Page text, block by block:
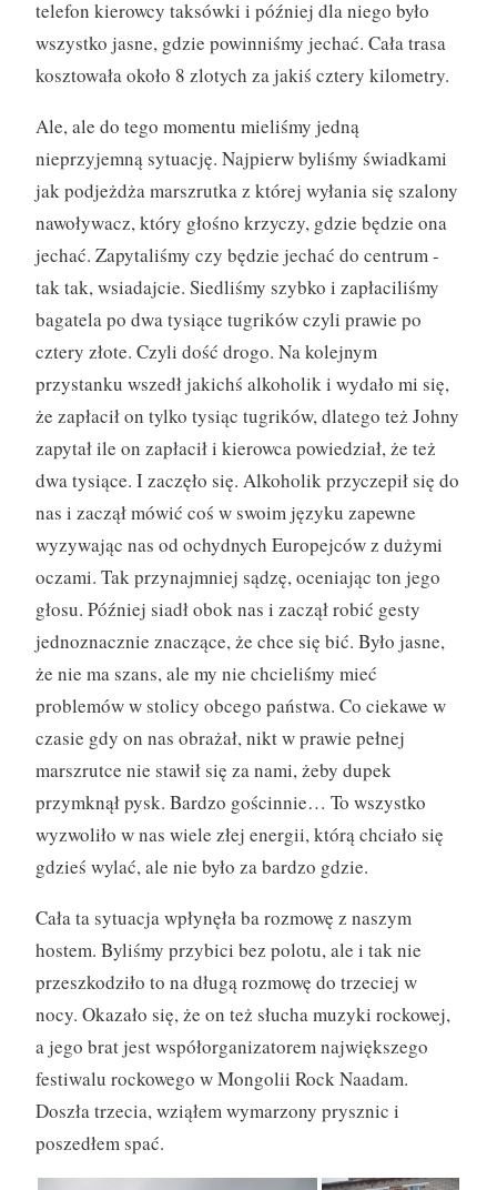
telefon kierowcy taksówki i później dla niego było
wszystko jasne, gdzie powinniśmy jechać. Cała trasa
kosztowała około 8 zlotych za jakiś cztery kilometry.
Ale, ale do tego momentu mieliśmy jedną
nieprzyjemną sytuację. Najpierw byliśmy świadkami
jak podjeżdża marszrutka z której wyłania się szalony
nawoływacz, który głośno krzyczy, gdzie będzie ona
jechać. Zapytaliśmy czy będzie jechać do centrum -
tak tak, wsiadajcie. Siedliśmy szybko i zapłaciliśmy
bagatela po dwa tysiące tugrików czyli prawie po
cztery złote. Czyli dość drogo. Na kolejnym
przystanku wszedł jakichś alkoholik i wydało mi się,
że zapłacił on tylko tysiąc tugrików, dlatego też Johny
zapytał ile on zapłacił i kierowca powiedział, że też
dwa tysiące. I zaczęło się. Alkoholik przyczepił się do
nas i zaczął mówić coś w swoim języku zapewne
wyzywając nas od ochydnych Europejców z dużymi
oczami. Tak przynajmniej sądzę, oceniając ton jego
głosu. Później siadł obok nas i zaczął robić gesty
jednoznacznie znaczące, że chce się bić. Było jasne,
że nie ma szans, ale my nie chcieliśmy mieć
problemów w stolicy obcego państwa. Co ciekawe w
czasie gdy on nas obrażał, nikt w prawie pełnej
marszrutce nie stawił się za nami, żeby dupek
przymknął pysk. Bardzo gościnnie… To wszystko
wyzwoliło w nas wiele złej energii, którą chciało się
gdzieś wylać, ale nie było za bardzo gdzie.
Cała ta sytuacja wpłynęła ba rozmowę z naszym
hostem. Byliśmy przybici bez polotu, ale i tak nie
przeszkodziło to na długą rozmowę do trzeciej w
nocy. Okazało się, że on też słucha muzyki rockowej,
a jego brat jest współorganizatorem największego
festiwalu rockowego w Mongolii Rock Naadam.
Doszła trzecia, wziąłem wymarzony prysznic i
poszedłem spać.